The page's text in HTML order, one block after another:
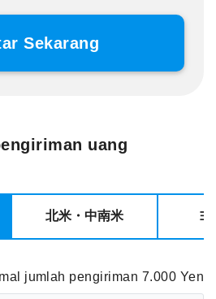
Sekarang
uang
北米・中南米 ヨ
jumlah pengiriman 7.000 Yen